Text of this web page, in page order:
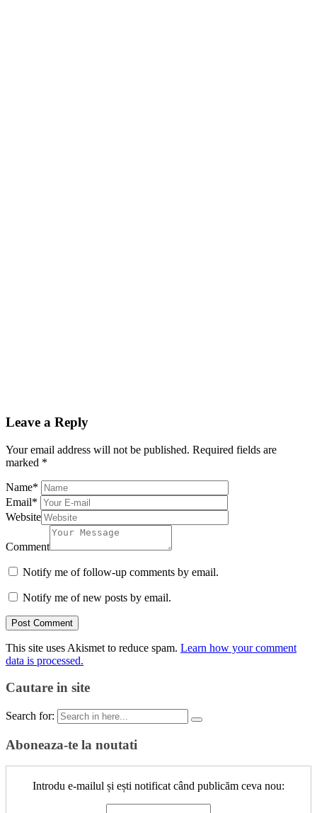
Leave a Reply
Your email address will not be published. Required fields are
marked *
Name*
Email*
Website
Comment
Notify me of follow-up comments by email.
Notify me of new posts by email.
This site uses Akismet to reduce spam. Learn how your comment
data is processed.
Cautare in site
Search for:
Aboneaza-te la noutati
Introdu e-mailul și ești notificat când publicăm ceva nou: